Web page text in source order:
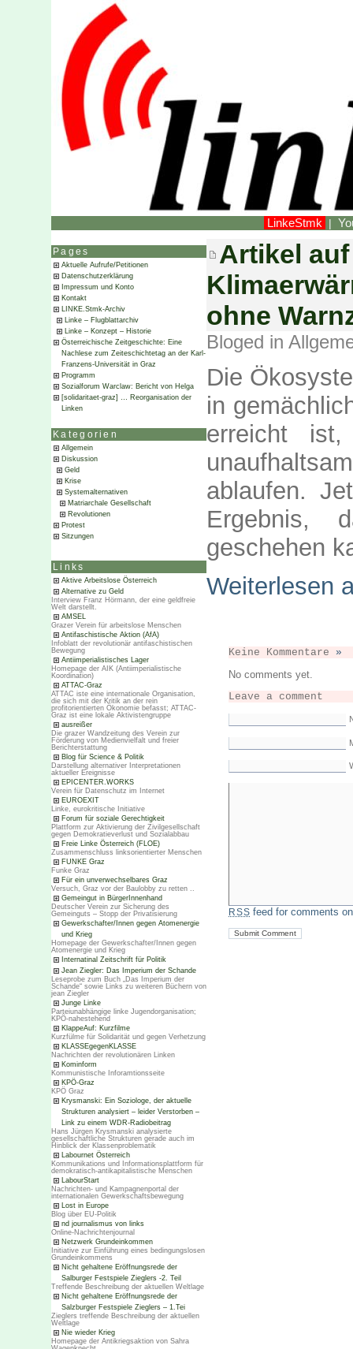
LinkeStmk |
Pages
Aktuelle Aufrufe/Petitionen
Datenschutzerklärung
Impressum und Konto
Kontakt
LINKE.Stmk-Archiv
Linke – Flugblattarchiv
Linke – Konzept – Historie
Österreichische Zeitgeschichte: Eine
Nachlese zum Zeiteschichtetag an der Karl-
Franzens-Universität in Graz
Programm
Sozialforum Warclaw: Bericht von Helga
[solidaritaet-graz] … Reorganisation der
Linken
Kategorien
Allgemein
Diskussion
Geld
Krise
Systemalternativen
Matriarchale Gesellschaft
Revolutionen
Protest
Sitzungen
Links
Aktive Arbeitslose Österreich
Alternative zu Geld
Interview Franz Hörmann, der eine geldfreie
Welt darstellt.
AMSEL
Grazer Verein für arbeitslose Menschen
Antifaschistische Aktion (AfA)
Infoblatt der revolutionär antifaschistischen
Bewegung
Antiimperialistisches Lager
Homepage der AIK (Antiimperialistische
Koordination)
ATTAC-Graz
ATTAC iste eine internationale Organisation,
die sich mit der Kritik an der rein
profitorientierten Ökonomie befasst; ATTAC-
Graz ist eine lokale Aktivistengruppe
ausreißer
Die grazer Wandzeitung des Verein zur
Förderung von Medienvielfalt und freier
Berichterstattung
Blog für Science & Politik
Darstellung alternativer Interpretationen
aktueller Ereignisse
EPICENTER.WORKS
Verein für Datenschutz im Internet
EUROEXIT
Linke, eurokritische Initiative
Forum für soziale Gerechtigkeit
Plattform zur Aktivierung der Zivilgesellschaft
gegen Demokratieverlust und Sozialabbau
Freie Linke Österreich (FLOE)
Zusammenschluss linksorientierter Menschen
FUNKE Graz
Funke Graz
Für ein unverwechselbares Graz
Versuch, Graz vor der Baulobby zu retten ..
Gemeingut in BürgerInnenhand
Deutscher Verein zur Sicherung des
Gemeinguts – Stopp der Privatisierung
Gewerkschafter/Innen gegen Atomenergie
und Krieg
Homepage der Gewerkschafter/Innen gegen
Atomenergie und Krieg
Internatinal Zeitschrift für Politik
Jean Ziegler: Das Imperium der Schande
Leseprobe zum Buch „Das Imperium der
Schande“ sowie Links zu weiteren Büchern von
jean Ziegler
Junge Linke
Parteiunabhängige linke Jugendorganisation;
KPÖ-nahestehend
KlappeAuf: Kurzfilme
Kurzfülme für Solidarität und gegen Verhetzung
KLASSEgegenKLASSE
Nachrichten der revolutionären Linken
Kominform
Kommunistische Inforamtionsseite
KPÖ-Graz
KPÖ Graz
Krysmanski: Ein Soziologe, der aktuelle
Strukturen analysiert – leider Verstorben –
Link zu einem WDR-Radiobeitrag
Hans Jürgen Krysmanski analysierte
gesellschaftliche Strukturen gerade auch im
Hinblick der Klassenproblematik
Labournet Österreich
Kommunikations und Informationsplattform für
demokratisch-antikapitalistische Menschen
LabourStart
Nachrichten- und Kampagnenportal der
internationalen Gewerkschaftsbewegung
Lost in Europe
Blog über EU-Politik
nd journalismus von links
Online-Nachrichtenjournal
Netzwerk Grundeinkommen
Initiative zur Einführung eines bedingungslosen
Grundeinkommens
Nicht gehaltene Eröffnungsrede der
Salburger Festspiele Zieglers -2. Teil
Treffende Beschreibung der aktuellen Weltlage
Nicht gehaltene Eröffnungsrede der
Salzburger Festspiele Zieglers – 1.Tei
Zieglers treffende Beschreibung der aktuellen
Weltlage
Nie wieder Krieg
Homepage der Antikriegsaktion von Sahra
Artikel
ohne
Bloged in
Die
in
erreicht
ablaufen.
Ergebnis,
geschehen
Weiterlesen
Keine Kommentare »
No comments yet.
Leave a comment
RSS feed for comments